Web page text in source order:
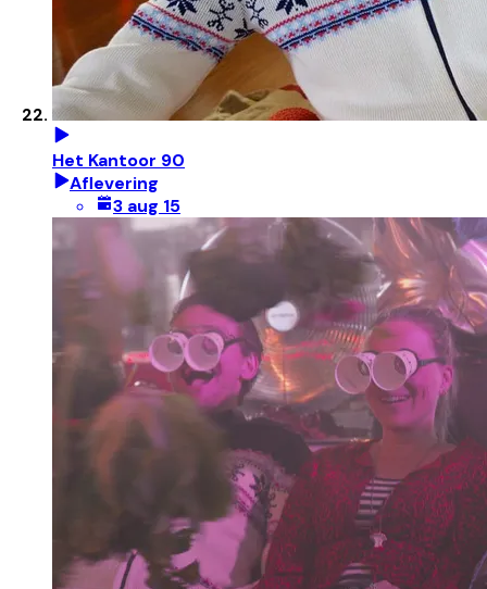
Het Kantoor 90
Aflevering
3 aug 15